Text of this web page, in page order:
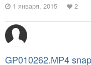
1 января, 2015 2
GP010262.MP4